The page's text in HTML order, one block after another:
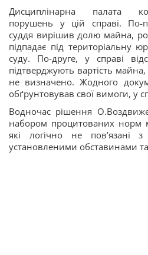
Дисциплінарна палата
порушень у цій справі. По-
суддя вирішив долю майна,
підпадає під територіальну
суду. По-друге, у справі
підтверджують вартість майна,
не визначено. Жодного
обґрунтовував свої вимоги, у
Водночас рішення
набором процитованих норм
які логічно не пов’язані
установленими обставинами